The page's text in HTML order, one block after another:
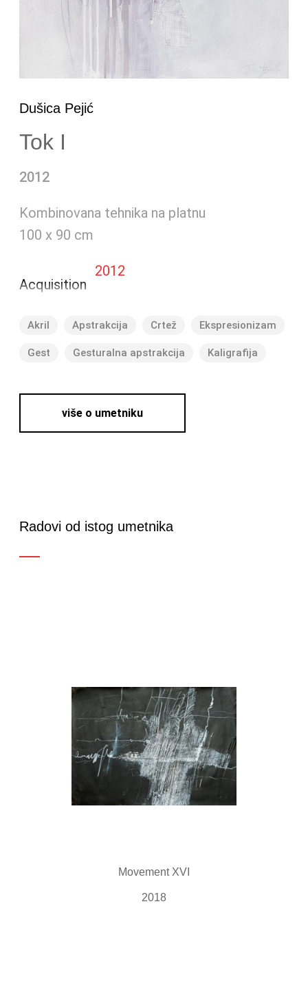
Dušica Pejić
Tok I
2012
Kombinovana tehnika na platnu
100 x 90 cm
Acquisition
2012
Akril Apstrakcija Crtež Ekspresionizam
Gest Gesturalna apstrakcija Kaligrafija
više o umetniku
Radovi od istog umetnika
Movement XVI
2018